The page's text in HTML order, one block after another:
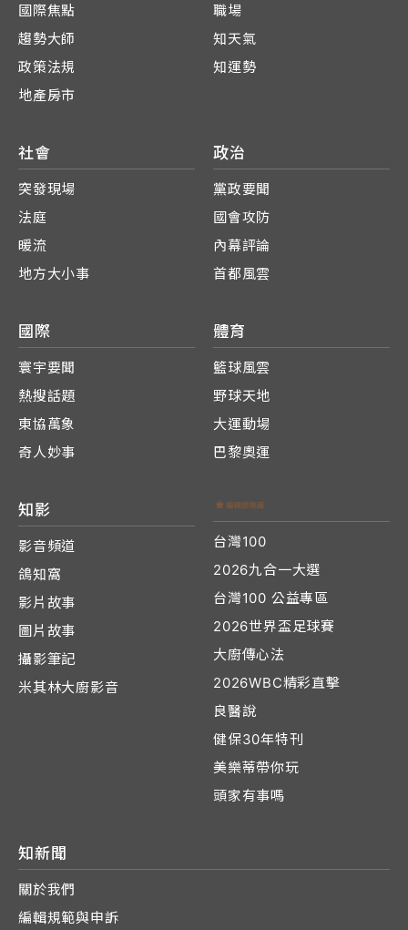
國際焦點
趨勢大師
政策法規
地產房市
職場
知天氣
知運勢
社會
突發現場
法庭
暖流
地方大小事
政治
黨政要聞
國會攻防
內幕評論
首都風雲
國際
寰宇要聞
熱搜話題
東協萬象
奇人妙事
體育
籃球風雲
野球天地
大運動場
巴黎奧運
知影
影音頻道
鴿知窩
影片故事
圖片故事
攝影筆記
米其林大廚影音
台灣100
2026九合一大選
台灣100 公益專區
2026世界盃足球賽
大廚傳心法
2026WBC精彩直擊
良醫說
健保30年特刊
美樂蒂帶你玩
頭家有事嗎
知新聞
關於我們
編輯規範與申訴